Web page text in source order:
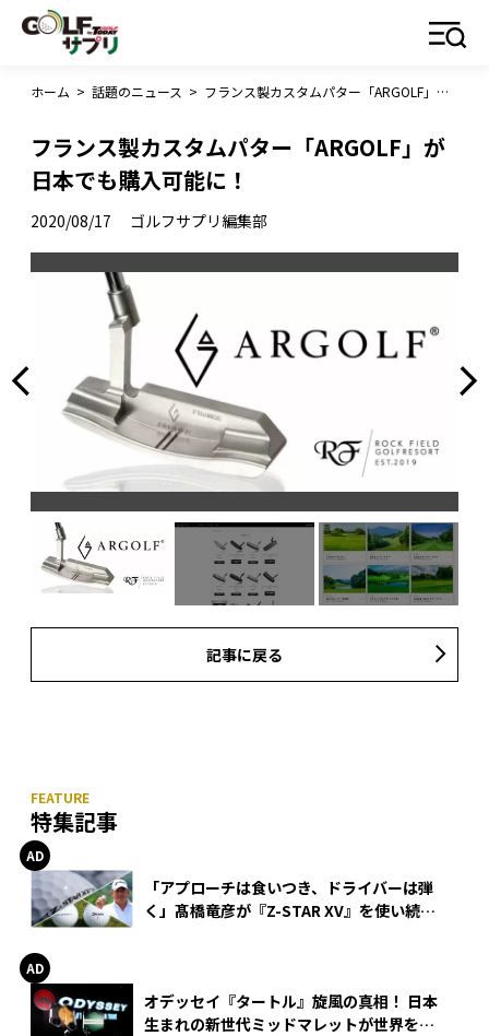
ホーム > 話題のニュース > フランス製カスタムパター「ARGOLF」が日本でも購入可能に！
フランス製カスタムパター「ARGOLF」が
日本でも購入可能に！
2020/08/17 ゴルフサプリ編集部
記事に戻る
特集記事
「アプローチは食いつき、ドライバーは弾
く」髙橋竜彦が『Z-STAR XV』を使い続け
オデッセイ『タートル』旋風の真相！ 日本
生まれの新世代ミッドマレットが世界を席